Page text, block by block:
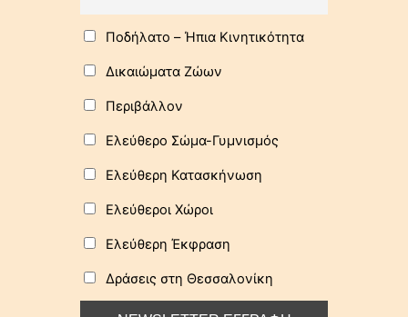
Ποδήλατo – Ήπια Κινητικότητα
Δικαιώματα Ζώων
Περιβάλλον
Ελεύθερο Σώμα-Γυμνισμός
Ελεύθερη Κατασκήνωση
Ελεύθεροι Χώροι
Ελεύθερη Έκφραση
Δράσεις στη Θεσσαλονίκη